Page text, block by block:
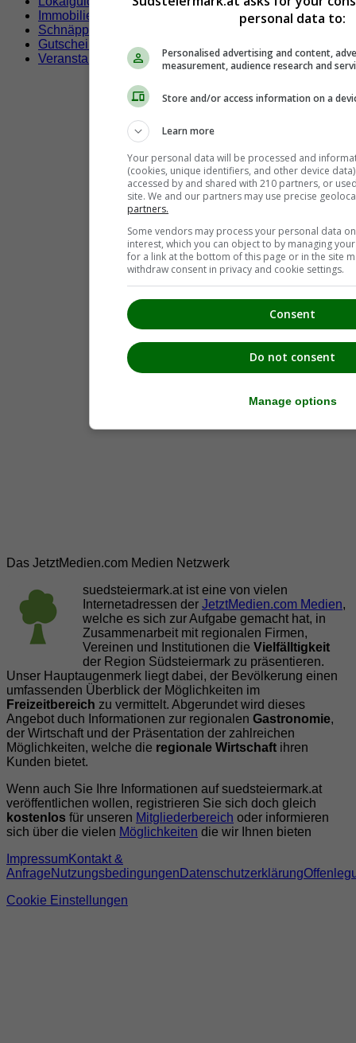
Immobilien
Schnäppchen
Gutscheine & Rabatte
Veranstaltungen
Das JetztMedien.com Medien Netzwerk
suedsteiermark.at ist eine von vielen
Internetadressen der JetztMedien.com Medien,
welche es sich zur Aufgabe gemacht hat, in
Zusammenarbeit mit regionalen Firmen,
Vereinen und Institutionen die Vielfälltigkeit
der Region Südsteiermark zu präsentieren.
Unser Hauptaugenmerk liegt dabei, der Bevölkerung einen
umfassenden Überblick der Möglichkeiten im
Freizeitbereich zu vermittelt. Abgerundet wird dieses
Angebot duch Informationen zur regionalen Gastronomie,
der Wirtschaft und der Präsentation der zahlreichen
Möglichkeiten, welche die regionale Wirtschaft ihren
Kunden bietet.
Wenn auch Sie Ihre Informationen auf suedsteiermark.at
veröffentlichen wollen, registrieren Sie sich doch gleich
kostenlos für unseren Mitgliederbereich oder informieren
sich über die vielen Möglichkeiten die wir Ihnen bieten
ImpressumKontakt &
AnfrageNutzungsbedingungen Datenschutzerklärung
Cookie Einstellungen
personal data to:
Personalised advertising and content,
measurement, audience research and
Store and/or access information on a
Learn more
Your personal data will be processed and
(cookies, unique identifiers, and other device
accessed by and shared with 210 partners, or
site. We and our partners may use precise
partners.
Some vendors may process your personal data
interest, which you can object to by managing
for a link at the bottom of this page or in the site
withdraw consent in privacy and cookie settings.
Consent
Do not consent
Manage options